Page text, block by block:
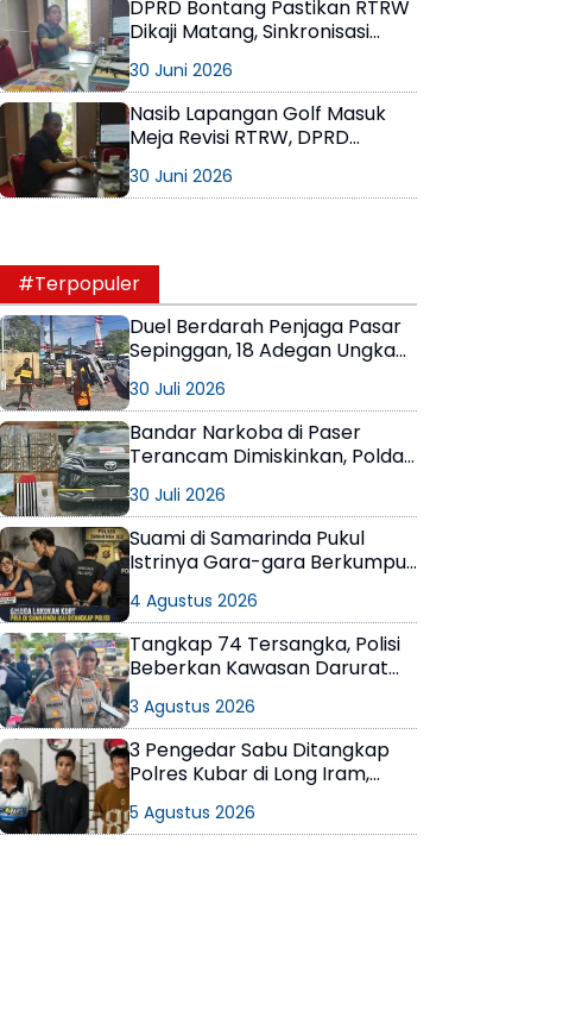
DPRD Bontang Pastikan RTRW
Dikaji Matang, Sinkronisasi
Perhatian Utama
30 Juni 2026
Nasib Lapangan Golf Masuk
Meja Revisi RTRW, DPRD
Ruang Abu-Abu dalam Tata
30 Juni 2026
#Terpopuler
Duel Berdarah Penjaga Pasar
Sepinggan, 18 Adegan Ungkap
30 Juli 2026
Bandar Narkoba di Paser
Terancam Dimiskinkan, Polda
Kebun Sawit 13 Hektare
30 Juli 2026
Suami di Samarinda Pukul
Istrinya Gara-gara Berkumpul
4 Agustus 2026
Tangkap 74 Tersangka, Polisi
Beberkan Kawasan Darurat
3 Agustus 2026
3 Pengedar Sabu Ditangkap
Polres Kubar di Long Iram,
5 Agustus 2026